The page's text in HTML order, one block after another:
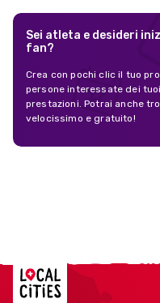
Sei atleta e desideri
fan?
Crea con pochi clic il tuo
persone interessate dei
prestazioni. Potrai anche
velocissimo e gratuito!
Localcities